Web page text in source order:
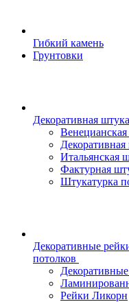
Гибкий камень
Грунтовки
Декоративная
Итальянская
Фактурная
Штукатурка
Декоративные
потолков
Рейки Ликорн